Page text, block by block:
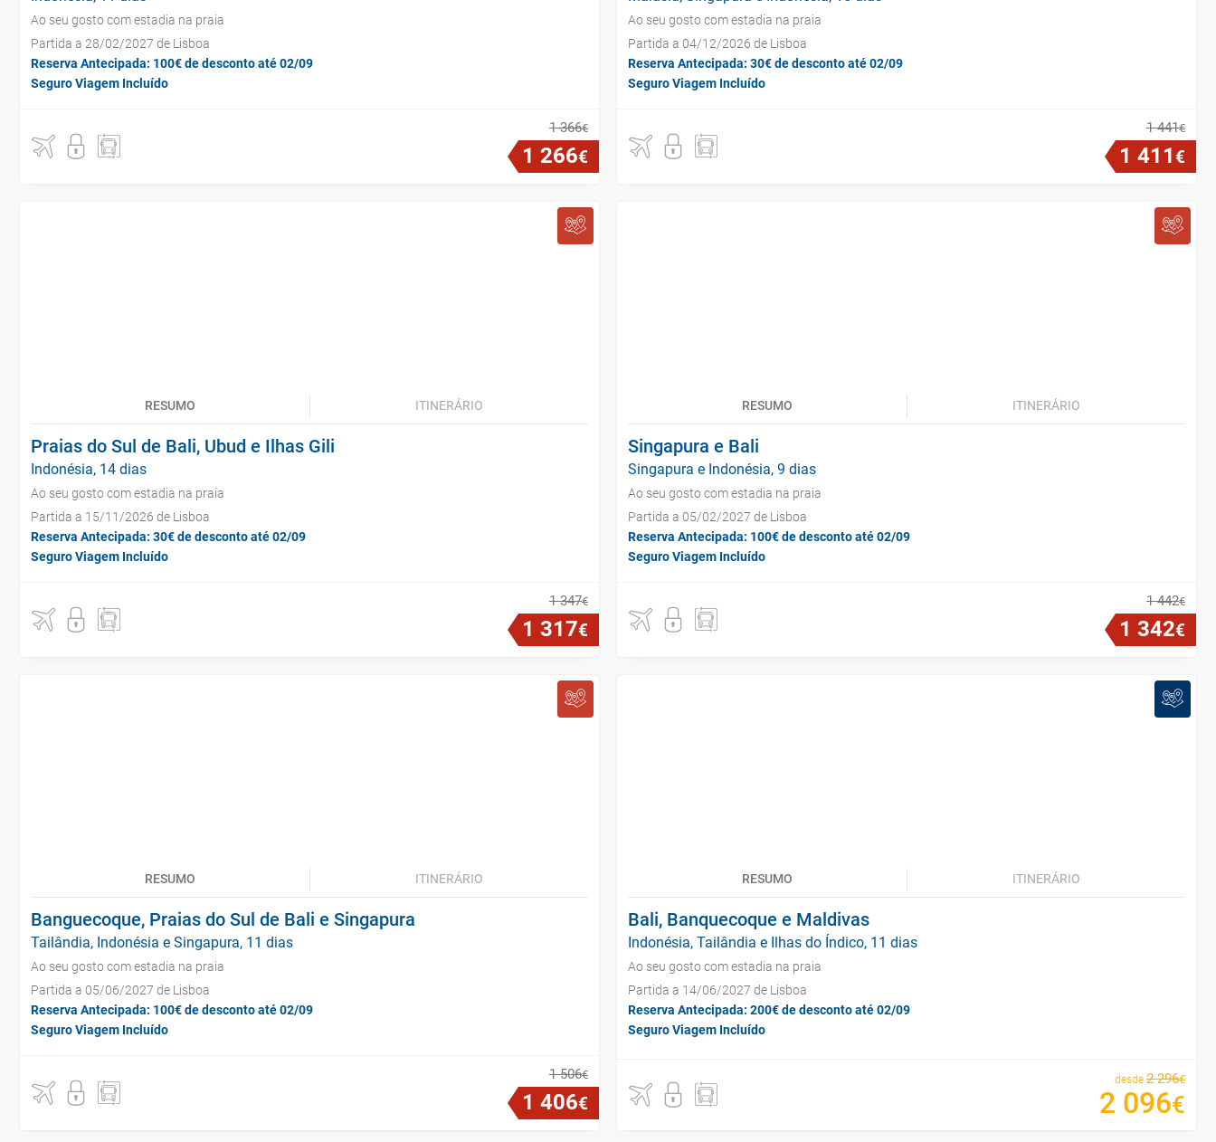
Ao seu gosto com estadia na praia
Partida a 28/02/2027 de Lisboa
Reserva Antecipada: 100€ de desconto até 02/09
Seguro Viagem Incluído
1 366€
1 266€
Ao seu gosto com estadia na praia
Partida a 04/12/2026 de Lisboa
Reserva Antecipada: 30€ de desconto até 02/09
Seguro Viagem Incluído
1 441€
1 411€
RESUMO ITINERÁRIO
Praias do Sul de Bali, Ubud e Ilhas Gili
Indonésia, 14 dias
Ao seu gosto com estadia na praia
Partida a 15/11/2026 de Lisboa
Reserva Antecipada: 30€ de desconto até 02/09
Seguro Viagem Incluído
1 347€
1 317€
RESUMO ITINERÁRIO
Singapura e Bali
Singapura e Indonésia, 9 dias
Ao seu gosto com estadia na praia
Partida a 05/02/2027 de Lisboa
Reserva Antecipada: 100€ de desconto até 02/09
Seguro Viagem Incluído
1 442€
1 342€
RESUMO ITINERÁRIO
Banguecoque, Praias do Sul de Bali e Singapura
Tailândia, Indonésia e Singapura, 11 dias
Ao seu gosto com estadia na praia
Partida a 05/06/2027 de Lisboa
Reserva Antecipada: 100€ de desconto até 02/09
Seguro Viagem Incluído
1 506€
1 406€
RESUMO ITINERÁRIO
Bali, Banquecoque e Maldivas
Indonésia, Tailândia e Ilhas do Índico, 11 dias
Ao seu gosto com estadia na praia
Partida a 14/06/2027 de Lisboa
Reserva Antecipada: 200€ de desconto até 02/09
Seguro Viagem Incluído
desde 2 296€
2 096€